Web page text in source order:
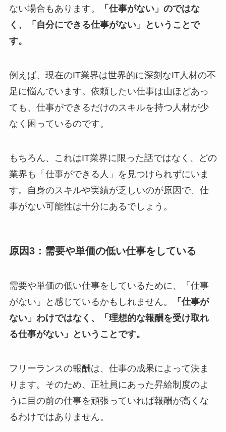
ない場合もあります。
「仕事がない」のではな
く、「自分にできる仕事がない」ということで
す。
例えば、現在のIT業界は世界的に深刻なIT人材の不
足に悩んでいます。依頼したい仕事は山ほどあっ
ても、仕事ができるだけのスキルを持つ人材が少
なく困っているのです。
もちろん、これはIT業界に限った話ではなく、どの
業界も「仕事ができる人」を見つけられずにいま
す。自身のスキルや実績が乏しいのが原因で、仕
事がない可能性は十分にあるでしょう。
原因3：需要や単価の低い仕事をしている
需要や単価の低い仕事をしているために、「仕事
がない」と感じているかもしれません。
「仕事が
ない」わけではなく、「理想的な報酬を受け取れ
る仕事がない」ということです。
フリーランスの報酬は、仕事の成果によって決ま
ります。そのため、正社員にあった昇給制度のよ
うに目の前の仕事を頑張っていれば報酬が高くな
るわけではありません。